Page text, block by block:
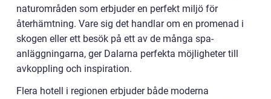
naturområden som erbjuder en perfekt miljö för
återhämtning. Vare sig det handlar om en promenad i
skogen eller ett besök på ett av de många spa-
anläggningarna, ger Dalarna perfekta möjligheter till
avkoppling och inspiration.
Flera hotell i regionen erbjuder både moderna